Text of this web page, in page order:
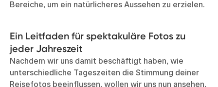
Bereiche, um ein natürlicheres Aussehen zu erzielen.
Ein Leitfaden für spektakuläre Fotos zu
jeder Jahreszeit
Nachdem wir uns damit beschäftigt haben, wie
unterschiedliche Tageszeiten die Stimmung deiner
Reisefotos beeinflussen, wollen wir uns nun ansehen,